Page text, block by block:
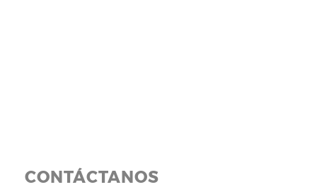
CONTÁCTANOS